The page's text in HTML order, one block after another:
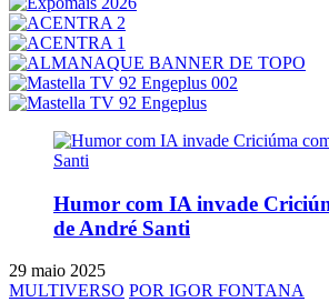
Humor com IA invade
de André Santi
29 maio 2025
MULTIVERSO POR IGOR FONTANA